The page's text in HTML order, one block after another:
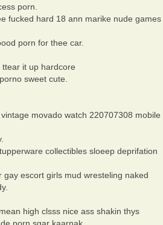
porn.
fucked hard 18 ann marike nude games
porn for thee car.
it up hardcore
sweet cute.
movado watch 220707308 mobile
collectibles sloeep deprifation
escort girls mud wresteling naked
high clsss nice ass shakin thys